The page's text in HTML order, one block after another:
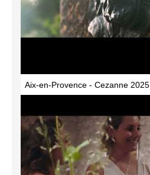
Aix-en-Provence - Cezanne 2025